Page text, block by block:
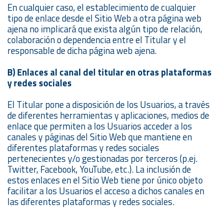
En cualquier caso, el establecimiento de cualquier
tipo de enlace desde el Sitio Web a otra página web
ajena no implicará que exista algún tipo de relación,
colaboración o dependencia entre el Titular y el
responsable de dicha página web ajena.
B) Enlaces al canal del titular en otras plataformas
y redes sociales
El Titular pone a disposición de los Usuarios, a través
de diferentes herramientas y aplicaciones, medios de
enlace que permiten a los Usuarios acceder a los
canales y páginas del Sitio Web que mantiene en
diferentes plataformas y redes sociales
pertenecientes y/o gestionadas por terceros (p.ej.
Twitter, Facebook, YouTube, etc.). La inclusión de
estos enlaces en el Sitio Web tiene por único objeto
facilitar a los Usuarios el acceso a dichos canales en
las diferentes plataformas y redes sociales.